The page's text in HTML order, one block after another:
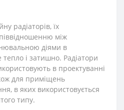
радіаторів, їх
між
діями в
і затишно. Радіатори
в проектуванні
для приміщень
в яких використовується
типу.